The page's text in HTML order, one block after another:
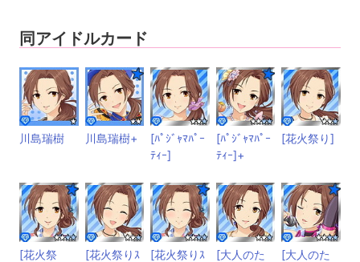
同アイドルカード
川島瑞樹 川島瑞樹+
[ﾊﾟｼﾞｬﾏﾊﾟｰ
ﾃｨｰ]
[ﾊﾟｼﾞｬﾏﾊﾟｰ
ﾃｨｰ]+
[花火祭り]
[花火祭
[花火祭りｽ
[花火祭りｽ
[大人のた
[大人のた